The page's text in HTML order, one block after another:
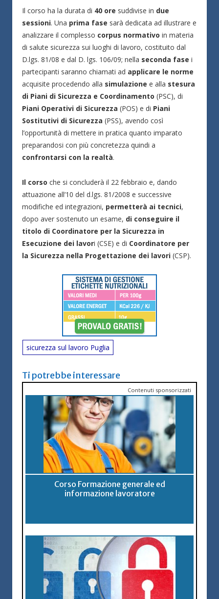
Il corso ha la durata di 40 ore suddivise in due
sessioni. Una prima fase sarà dedicata ad illustrare e
analizzare il complesso corpus normativo in materia
di salute sicurezza sui luoghi di lavoro, costituito dal
D.lgs. 81/08 e dal D. lgs. 106/09; nella seconda fase i
partecipanti saranno chiamati ad applicare le norme
acquisite procedendo alla simulazione e alla stesura
di Piani di Sicurezza e Coordinamento (PSC), di
Piani Operativi di Sicurezza (POS) e di Piani
Sostitutivi di Sicurezza (PSS), avendo così
l’opportunità di mettere in pratica quanto imparato
preparandosi con più concretezza quindi a
confrontarsi con la realtà.
Il corso che si concluderà il 22 febbraio e, dando
attuazione all’10 del d.lgs. 81/2008 e successive
modifiche ed integrazioni, permetterà ai tecnici,
dopo aver sostenuto un esame, di conseguire il
titolo di Coordinatore per la Sicurezza in
Esecuzione dei lavori (CSE) e di Coordinatore per
la Sicurezza nella Progettazione dei lavori (CSP).
sicurezza sul lavoro Puglia
Ti potrebbe interessare
Contenuti sponsorizzati
Corso Formazione generale ed
informazione lavoratore